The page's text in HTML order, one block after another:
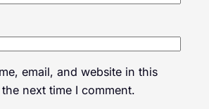
email, and website in this
next time I comment.